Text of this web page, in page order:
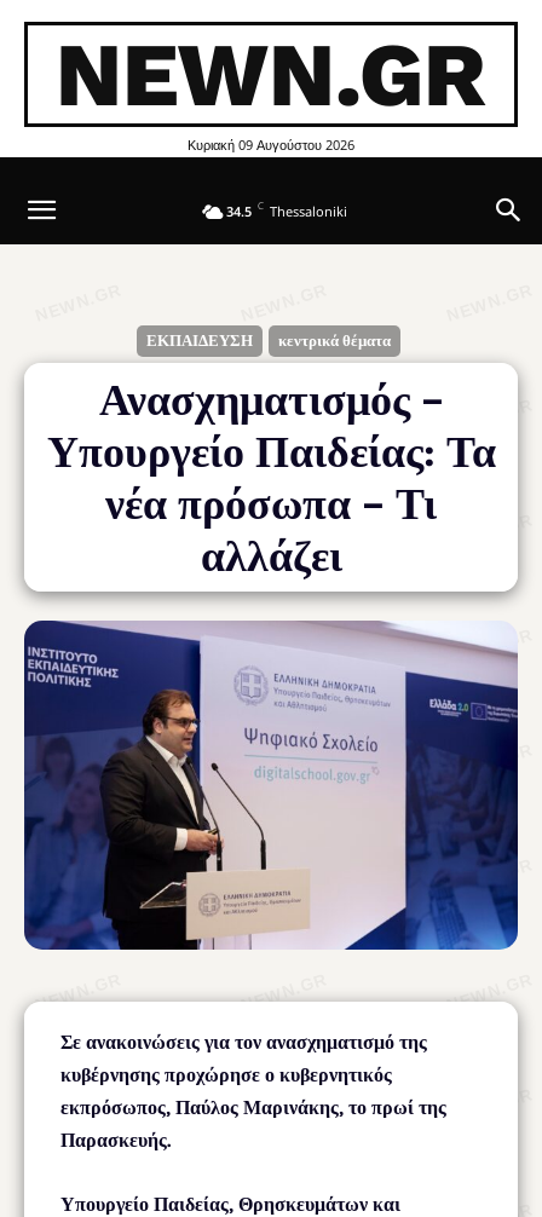
NEWN.GR
Κυριακή 09 Αυγούστου 2026
34.5 C Thessaloniki
ΕΚΠΑΙΔΕΥΣΗ κεντρικά θέματα
Ανασχηματισμός –
Υπουργείο Παιδείας: Τα
νέα πρόσωπα – Τι
αλλάζει
Σε ανακοινώσεις για τον ανασχηματισμό της
κυβέρνησης προχώρησε ο κυβερνητικός
εκπρόσωπος, Παύλος Μαρινάκης, το πρωί της
Παρασκευής.
Υπουργείο Παιδείας, Θρησκευμάτων και